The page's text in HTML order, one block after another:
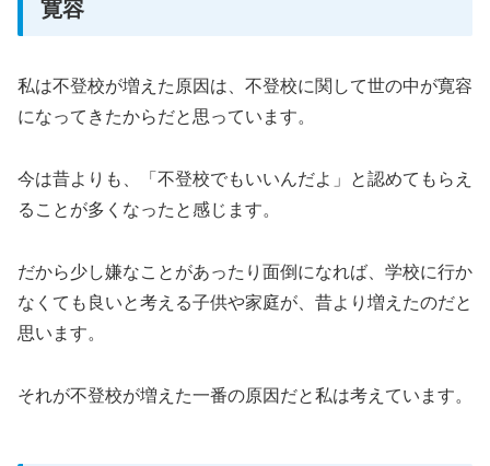
寛容
私は不登校が増えた原因は、不登校に関して世の中が寛容
になってきたからだと思っています。
今は昔よりも、「不登校でもいいんだよ」と認めてもらえ
ることが多くなったと感じます。
だから少し嫌なことがあったり面倒になれば、学校に行か
なくても良いと考える子供や家庭が、昔より増えたのだと
思います。
それが不登校が増えた一番の原因だと私は考えています。